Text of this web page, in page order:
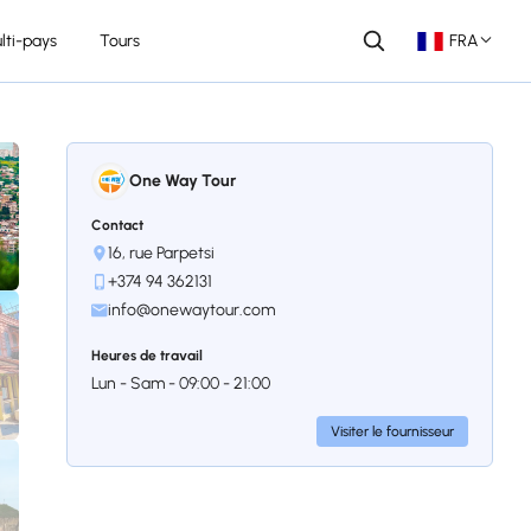
pays Tours FRA
One Way Tour
Contact
16, rue Parpetsi
+374 94 362131
info@onewaytour.com
Heures de travail
Lun - Sam - 09:00 - 21:00
Visiter le fournisseur